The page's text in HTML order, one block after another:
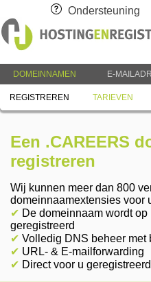
Ondersteuning
DOMEINNAMEN E-
REGISTREREN TARIEVEN
Een .CAREERS
registreren
Wij kunnen meer dan 800
domeinnaamextensies voor
✔ De domeinnaam wordt
geregistreerd
✔ Volledig DNS beheer met
✔ URL- & E-mailforwarding
✔ Direct voor u geregistreerd